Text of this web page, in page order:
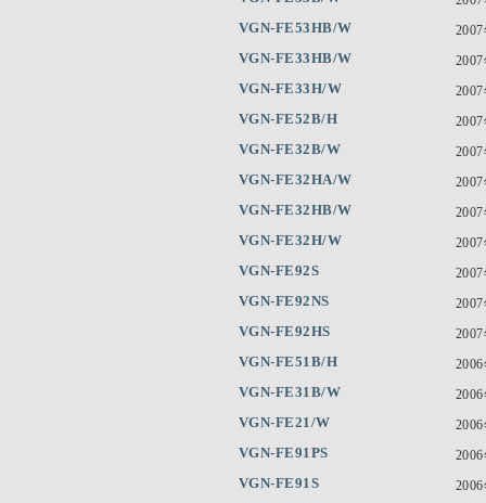
VGN-FE53HB/W
VGN-FE33HB/W
VGN-FE33H/W
VGN-FE52B/H
VGN-FE32B/W
VGN-FE32HA/W
VGN-FE32HB/W
VGN-FE32H/W
VGN-FE92S
VGN-FE92NS
VGN-FE92HS
VGN-FE51B/H
VGN-FE31B/W
VGN-FE21/W
VGN-FE91PS
VGN-FE91S